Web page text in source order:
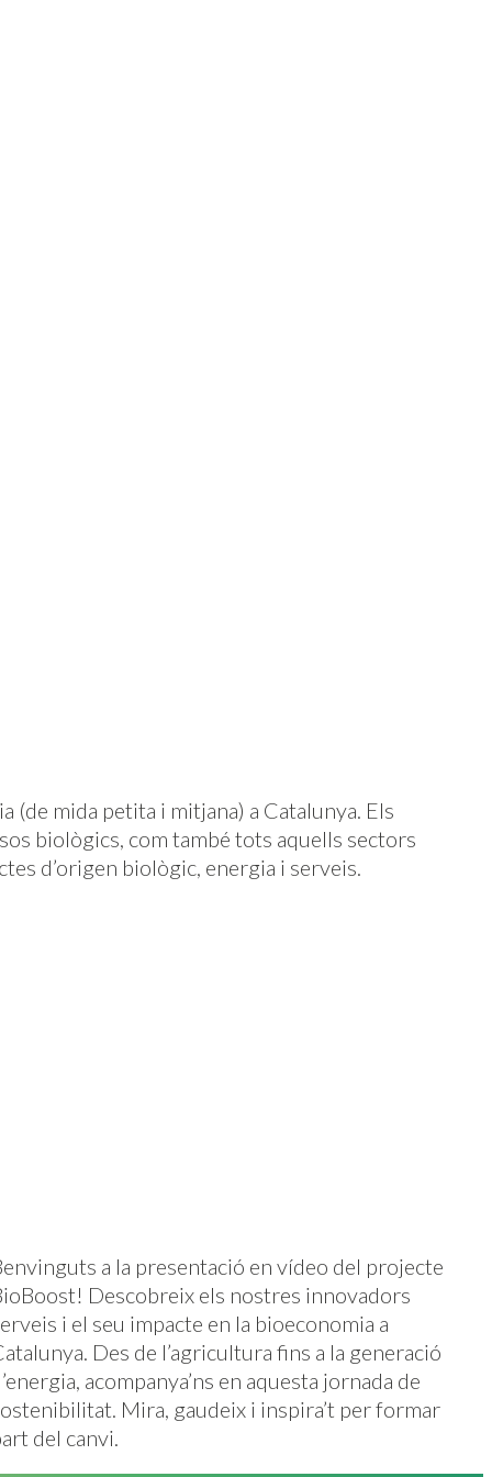
(de mida petita i mitjana) a Catalunya. Els
biològics, com també tots aquells sectors
d’origen biològic, energia i serveis.
a la presentació en vídeo del projecte
Descobreix els nostres innovadors
i el seu impacte en la bioeconomia a
Des de l’agricultura fins a la generació
acompanya’ns en aquesta jornada de
Mira, gaudeix i inspira’t per formar
del canvi.